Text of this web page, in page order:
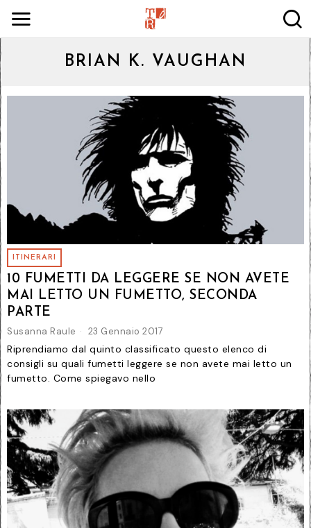
BRIAN K. VAUGHAN
ITINERARI
10 FUMETTI DA LEGGERE SE NON AVETE
MAI LETTO UN FUMETTO, SECONDA
PARTE
Susanna Raule 23 Gennaio 2017
Riprendiamo dal quinto classificato questo elenco di
consigli su quali fumetti leggere se non avete mai letto un
fumetto. Come spiegavo nello